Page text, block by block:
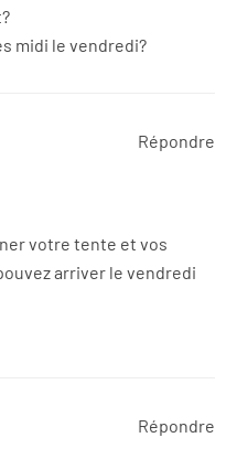
midi le vendredi?
votre tente et vos
arriver le vendredi
Répondre
Répondre